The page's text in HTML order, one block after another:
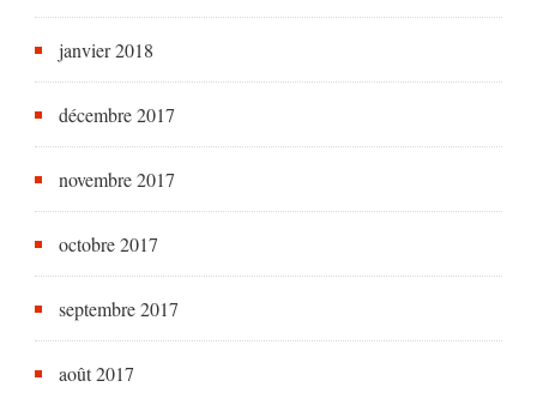
janvier 2018
décembre 2017
novembre 2017
octobre 2017
septembre 2017
août 2017